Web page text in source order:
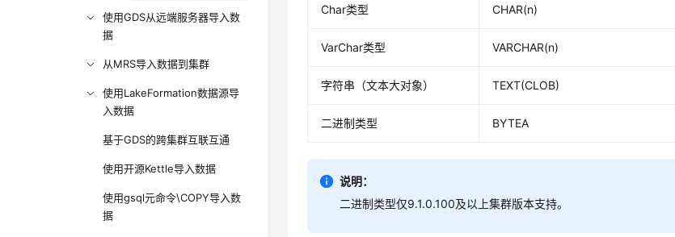
使用GDS从远端服务器导入数
据
从MRS导入数据到集群
使用LakeFormation数据源导
入数据
基于GDS的跨集群互联互通
使用开源Kettle导入数据
使用gsql元命令\COPY导入数
据
Char类型 CHAR(n)
VarChar类型 VARCHAR(n)
字符串（文本大对象） TEXT(CLOB)
二进制类型 BYTEA
说明：
二进制类型仅9.1.0.100及以上集群版本支持。